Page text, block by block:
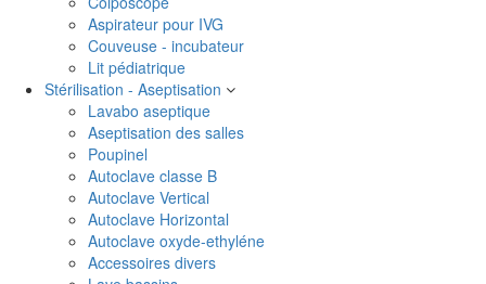
Aspirateur pour IVG
Couveuse - incubateur
Lit pédiatrique
Stérilisation - Aseptisation
Lavabo aseptique
Aseptisation des salles
Poupinel
Autoclave classe B
Autoclave Vertical
Autoclave Horizontal
Autoclave oxyde-ethyléne
Accessoires divers